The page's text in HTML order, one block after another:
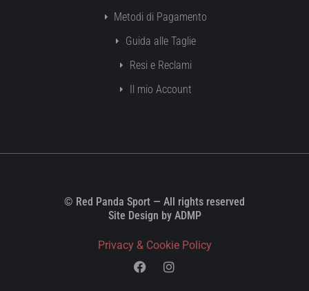
Metodi di Pagamento
Guida alle Taglie
Resi e Reclami
Il mio Account
© Red Panda Sport — All rights reserved
Site Design by ADMP
Privacy & Cookie Policy